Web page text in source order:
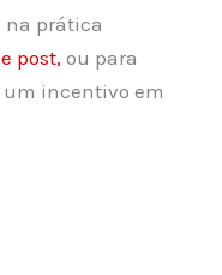
na prática
post, ou para
incentivo em